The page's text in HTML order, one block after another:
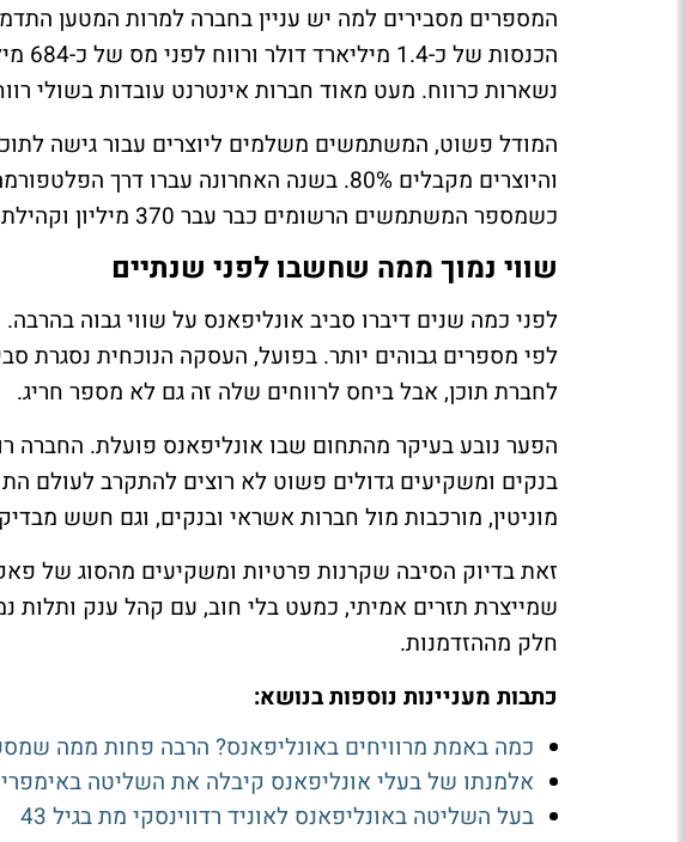
נשארות כרווח. מעט מאוד חברות אינטרנט עובדות בשולי
כשמספר המשתמשים הרשומים כבר עבר 370 מיליון וקהילת היוצרים מתקרבת ל-5 מיליון חשבונות.
שווי נמוך ממה שחשבו לפני שנתיים
לפני כמה שנים דיברו סביב אונליפאנס על שווי גבוה
לחברת תוכן, אבל ביחס לרווחים שלה זה גם לא מספר חריג.
הפער נובע בעיקר מהתחום שבו אונליפאנס פועלת. החברה
בנקים ומשקיעים גדולים פשוט לא רוצים להתקרב לעולם
מוניטין, מורכבות מול חברות אשראי ובנקים, וגם חשש
זאת בדיוק הסיבה שקרנות פרטיות ומשקיעים מהסוג של
שמייצרת תזרים אמיתי, כמעט בלי חוב, עם קהל ענק ותלות
חלק מההזדמנות.
כתבות מעניינות נוספות בנושא:
כמה באמת מרוויחים באונליפאנס? הרבה פחות ממה
אלמנתו של בעלי אונליפאנס קיבלה את השליטה
בעל השליטה באונליפאנס לאוניד רדווינסקי מת בגיל 43